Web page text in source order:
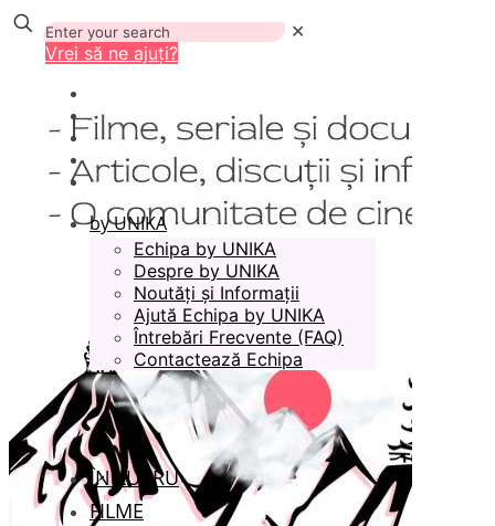
✕
Vrei să ne ajuți?
by UNIKA
Echipa by UNIKA
Despre by UNIKA
Noutăți și Informații
Ajută Echipa by UNIKA
Întrebări Frecvente (FAQ)
Contactează Echipa
ÎN LUCRU
FILME